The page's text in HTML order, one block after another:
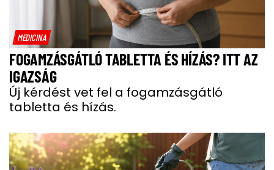
MEDICINA
FOGAMZÁSGÁTLÓ TABLETTA ÉS HÍZÁS? ITT AZ
IGAZSÁG
Új kérdést vet fel a fogamzásgátló
tabletta és hízás.